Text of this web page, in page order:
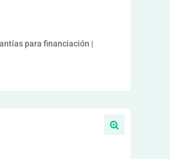
para financiación |